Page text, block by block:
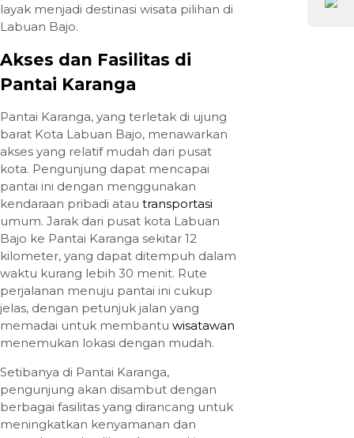
layak menjadi destinasi wisata pilihan di
Labuan Bajo.
Akses dan Fasilitas di
Pantai Karanga
Pantai Karanga, yang terletak di ujung
barat Kota Labuan Bajo, menawarkan
akses yang relatif mudah dari pusat
kota. Pengunjung dapat mencapai
pantai ini dengan menggunakan
kendaraan pribadi atau transportasi
umum. Jarak dari pusat kota Labuan
Bajo ke Pantai Karanga sekitar 12
kilometer, yang dapat ditempuh dalam
waktu kurang lebih 30 menit. Rute
perjalanan menuju pantai ini cukup
jelas, dengan petunjuk jalan yang
memadai untuk membantu wisatawan
menemukan lokasi dengan mudah.
Setibanya di Pantai Karanga,
pengunjung akan disambut dengan
berbagai fasilitas yang dirancang untuk
meningkatkan kenyamanan dan